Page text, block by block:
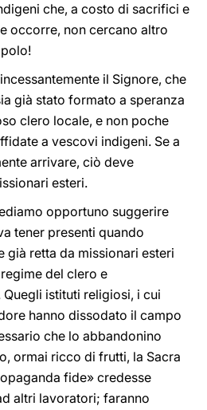
che, a costo di sacrifici e
occorre, non cercano altro
il Signore, che
già stato formato a speranza
clero locale, e non poche
a vescovi indigeni. Se a
arrivare, ciò deve
esteri.
opportuno suggerire
tener presenti quando
già retta da missionari esteri
del clero e
istituti religiosi, i cui
hanno dissodato il campo
che lo abbandonino
ormai ricco di frutti, la Sacra
fide» credesse
altri lavoratori; faranno